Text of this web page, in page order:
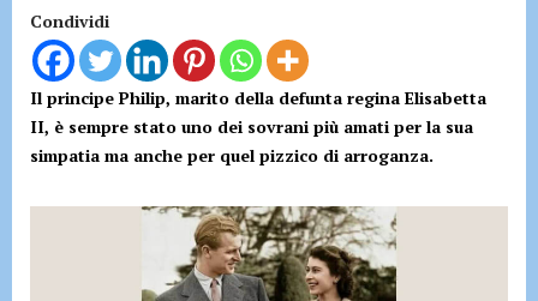
Condividi
Il principe Philip, marito della defunta regina Elisabetta
II, è sempre stato uno dei sovrani più amati per la sua
simpatia ma anche per quel pizzico di arroganza.